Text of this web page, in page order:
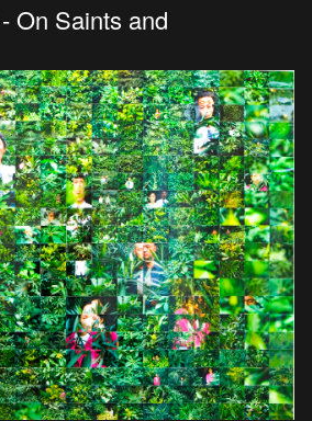
On Saints and